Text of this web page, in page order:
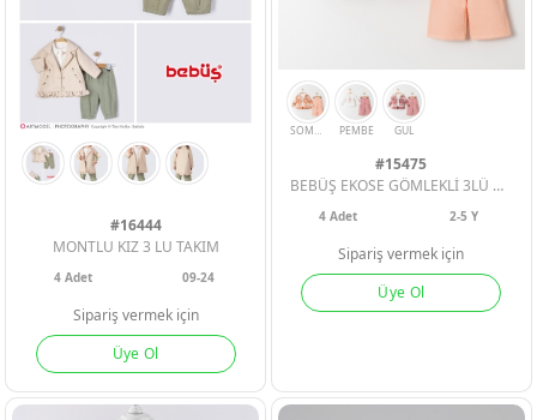
KIZ BEBEK
KIZ BEBEK
KIZ BEBEK
#16444
MONTLU KIZ 3 LU TAKIM
4 Adet 09-24
Sipariş vermek için
Üye Ol
#15475
BEBÜŞ EKOSE GÖMLEKLİ 3LÜ ÇOCUK TAKIM
4Adet 2-5 Y
Sipariş vermek için
Üye Ol